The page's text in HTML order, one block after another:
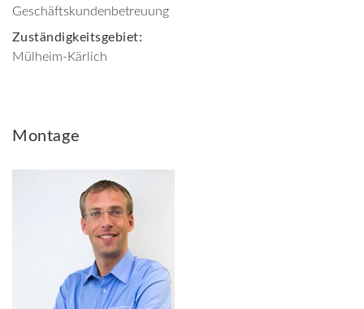
Geschäftskundenbetreuung
Zuständigkeitsgebiet:
Mülheim-Kärlich
Montage